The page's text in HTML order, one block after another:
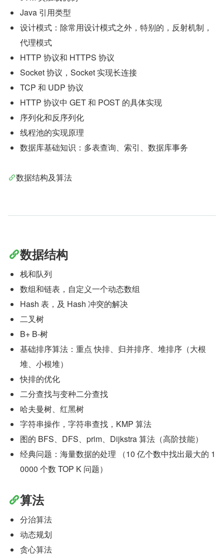
Java 引用类型
设计模式：除常用设计模式之外，特别的，反射机制，
代理模式
HTTP 协议和 HTTPS 协议
Socket 协议，Socket 实现长连接
TCP 和 UDP 协议
HTTP 协议中 GET 和 POST 的具体实现
序列化和反序列化
线程池的实现原理
数据库基础知识：多表查询、索引、数据库事务
数据结构及算法
数据结构
栈和队列
数组和链表，自定义一个动态数组
Hash 表，及 Hash 冲突的解决
二叉树
B+ B-树
基础排序算法：重点 快排、归并排序、堆排序（大根
堆、小根堆）
快排的优化
二分查找与变种二分查找
哈夫曼树、红黑树
字符串操作，字符串查找，KMP 算法
图的 BFS、DFS、prim、Dijkstra 算法（高阶技能）
经典问题：海量数据的处理 （10 亿个数中找出最大的 1
0000 个数 TOP K 问题）
算法
分治算法
动态规划
贪心算法